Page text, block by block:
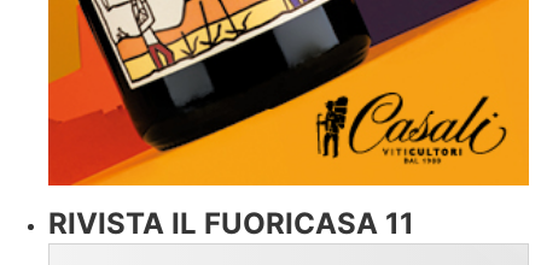
RIVISTA IL FUORICASA 11